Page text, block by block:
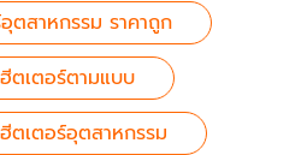
ตสาหกรรม ราคาถูก
ตเตอร์ตามแบบ
ตเตอร์อุตสาหกรรม